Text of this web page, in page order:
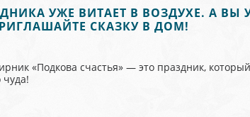
УЖЕ ВИТАЕТ В ВОЗДУХЕ. А
СКАЗКУ В ДОМ!
«Подкова счастья» — это праздник,